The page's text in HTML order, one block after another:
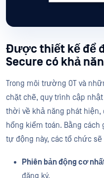
Được thiết kế để
Secure có khả
Trong môi trường OT và
chặt chẽ, quy trình cập
thời về khả năng phát hiện,
hổng kiểm toán. Bằng
tự động này, các tổ chức
Phiên bản động cơ
đăng ký.